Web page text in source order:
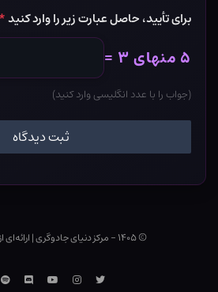
برای تأیید، حاصل عبارت زیر را وارد کنید*
۵ منهای ۳ =
(جواب را با عدد انگلیسی وارد کنید)
© ۱۴۰۵ - مرکز دنیای جادوگری |
توییتراینستاگرام
یوتوبDiscord